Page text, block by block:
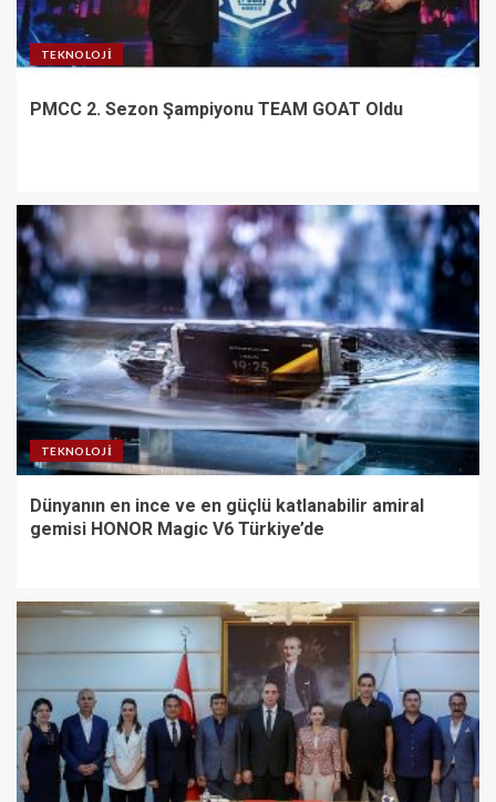
TEKNOLOJI
PMCC 2. Sezon Şampiyonu TEAM GOAT Oldu
TEKNOLOJI
Dünyanın en ince ve en güçlü katlanabilir amiral
gemisi HONOR Magic V6 Türkiye’de